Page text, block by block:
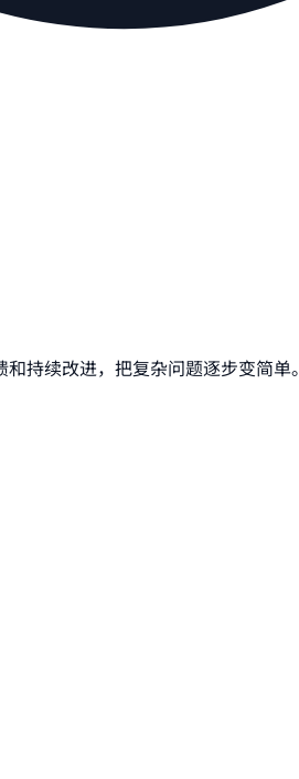
持续改进，把复杂问题逐步变简单。